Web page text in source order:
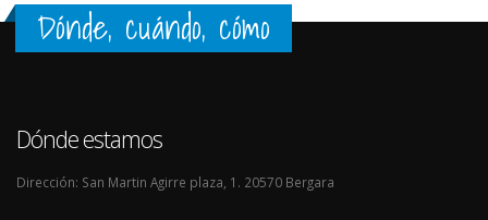
Dónde, cuándo, cómo
Dónde estamos
Dirección: San Martin Agirre plaza, 1. 20570 Bergara